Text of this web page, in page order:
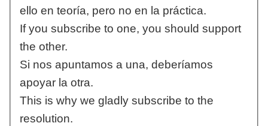
ello en teoría, pero no en la práctica.
If you subscribe to one, you should support
the other.
Si nos apuntamos a una, deberíamos
apoyar la otra.
This is why we gladly subscribe to the
resolution.